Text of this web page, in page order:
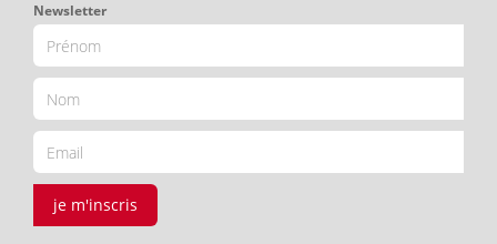
Newsletter
je m'inscris